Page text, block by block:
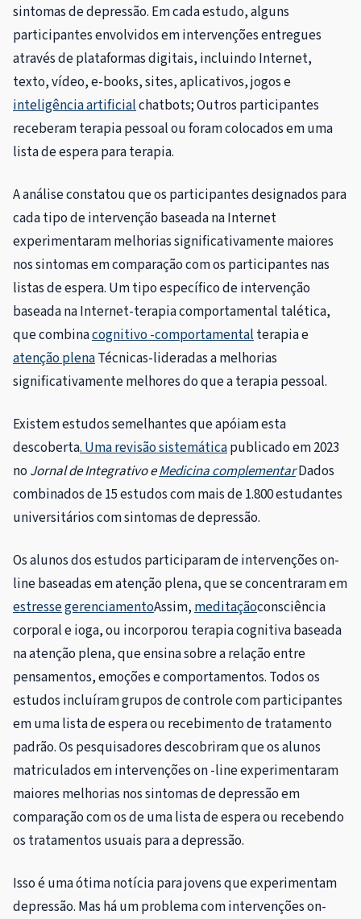
sintomas de depressão. Em cada estudo, alguns
participantes envolvidos em intervenções entregues
através de plataformas digitais, incluindo Internet,
texto, vídeo, e-books, sites, aplicativos, jogos e
inteligência artificialchatbots; Outros participantes
receberam terapia pessoal ou foram colocados em uma
lista de espera para terapia.
A análise constatou que os participantes designados para
cada tipo de intervenção baseada na Internet
experimentaram melhorias significativamente maiores
nos sintomas em comparação com os participantes nas
listas de espera. Um tipo específico de intervenção
baseada na Internet-terapia comportamental talética,
que combinacognitivo -comportamentalterapia e
atenção plenaTécnicas-lideradas a melhorias
significativamente melhores do que a terapia pessoal.
Existem estudos semelhantes que apóiam esta
descoberta. Uma revisão sistemáticapublicado em 2023
no Jornal de Integrativo eMedicina complementarDados
combinados de 15 estudos com mais de 1.800 estudantes
universitários com sintomas de depressão.
Os alunos dos estudos participaram de intervenções on-
line baseadas em atenção plena, que se concentraram em
estressegerenciamentoAssim,meditaçãoconsciência
corporal e ioga, ou incorporou terapia cognitiva baseada
na atenção plena, que ensina sobre a relação entre
pensamentos, emoções e comportamentos. Todos os
estudos incluíram grupos de controle com participantes
em uma lista de espera ou recebimento de tratamento
padrão. Os pesquisadores descobriram que os alunos
matriculados em intervenções on -line experimentaram
maiores melhorias nos sintomas de depressão em
comparação com os de uma lista de espera ou recebendo
os tratamentos usuais para a depressão.
Isso é uma ótima notícia para jovens que experimentam
depressão. Mas há um problema com intervenções on-